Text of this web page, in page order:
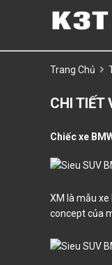
Trang Chủ
CHI TIẾT
Chiếc xe
XM là mẫu
concept của